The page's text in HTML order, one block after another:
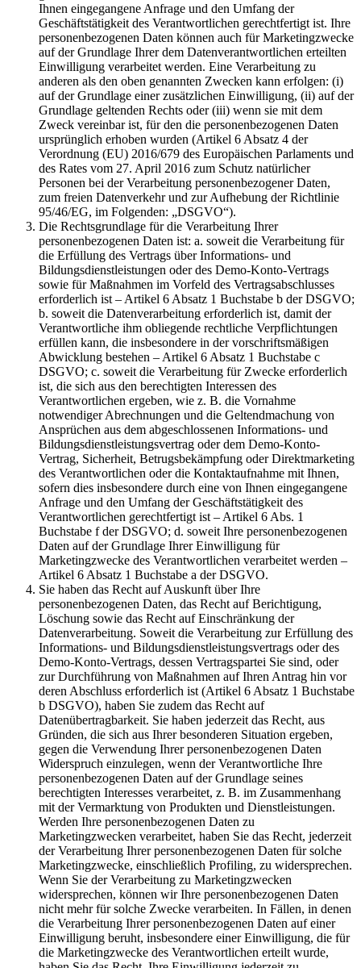
Ihnen eingegangene Anfrage und den Umfang der
Geschäftstätigkeit des Verantwortlichen gerechtfertigt ist. Ihre
personenbezogenen Daten können auch für Marketingzwecke
auf der Grundlage Ihrer dem Datenverantwortlichen erteilten
Einwilligung verarbeitet werden. Eine Verarbeitung zu
anderen als den oben genannten Zwecken kann erfolgen: (i)
auf der Grundlage einer zusätzlichen Einwilligung, (ii) auf der
Grundlage geltenden Rechts oder (iii) wenn sie mit dem
Zweck vereinbar ist, für den die personenbezogenen Daten
ursprünglich erhoben wurden (Artikel 6 Absatz 4 der
Verordnung (EU) 2016/679 des Europäischen Parlaments und
des Rates vom 27. April 2016 zum Schutz natürlicher
Personen bei der Verarbeitung personenbezogener Daten,
zum freien Datenverkehr und zur Aufhebung der Richtlinie
95/46/EG, im Folgenden: „DSGVO“).
Die Rechtsgrundlage für die Verarbeitung Ihrer
personenbezogenen Daten ist: a. soweit die Verarbeitung für
die Erfüllung des Vertrags über Informations- und
Bildungsdienstleistungen oder des Demo-Konto-Vertrags
sowie für Maßnahmen im Vorfeld des Vertragsabschlusses
erforderlich ist – Artikel 6 Absatz 1 Buchstabe b der DSGVO;
b. soweit die Datenverarbeitung erforderlich ist, damit der
Verantwortliche ihm obliegende rechtliche Verpflichtungen
erfüllen kann, die insbesondere in der vorschriftsmäßigen
Abwicklung bestehen – Artikel 6 Absatz 1 Buchstabe c
DSGVO; c. soweit die Verarbeitung für Zwecke erforderlich
ist, die sich aus den berechtigten Interessen des
Verantwortlichen ergeben, wie z. B. die Vornahme
notwendiger Abrechnungen und die Geltendmachung von
Ansprüchen aus dem abgeschlossenen Informations- und
Bildungsdienstleistungsvertrag oder dem Demo-Konto-
Vertrag, Sicherheit, Betrugsbekämpfung oder Direktmarketing
des Verantwortlichen oder die Kontaktaufnahme mit Ihnen,
sofern dies insbesondere durch eine von Ihnen eingegangene
Anfrage und den Umfang der Geschäftstätigkeit des
Verantwortlichen gerechtfertigt ist – Artikel 6 Abs. 1
Buchstabe f der DSGVO; d. soweit Ihre personenbezogenen
Daten auf der Grundlage Ihrer Einwilligung für
Marketingzwecke des Verantwortlichen verarbeitet werden –
Artikel 6 Absatz 1 Buchstabe a der DSGVO.
Sie haben das Recht auf Auskunft über Ihre
personenbezogenen Daten, das Recht auf Berichtigung,
Löschung sowie das Recht auf Einschränkung der
Datenverarbeitung. Soweit die Verarbeitung zur Erfüllung des
Informations- und Bildungsdienstleistungsvertrags oder des
Demo-Konto-Vertrags, dessen Vertragspartei Sie sind, oder
zur Durchführung von Maßnahmen auf Ihren Antrag hin vor
deren Abschluss erforderlich ist (Artikel 6 Absatz 1 Buchstabe
b DSGVO), haben Sie zudem das Recht auf
Datenübertragbarkeit. Sie haben jederzeit das Recht, aus
Gründen, die sich aus Ihrer besonderen Situation ergeben,
gegen die Verwendung Ihrer personenbezogenen Daten
Widerspruch einzulegen, wenn der Verantwortliche Ihre
personenbezogenen Daten auf der Grundlage seines
berechtigten Interesses verarbeitet, z. B. im Zusammenhang
mit der Vermarktung von Produkten und Dienstleistungen.
Werden Ihre personenbezogenen Daten zu
Marketingzwecken verarbeitet, haben Sie das Recht, jederzeit
der Verarbeitung Ihrer personenbezogenen Daten für solche
Marketingzwecke, einschließlich Profiling, zu widersprechen.
Wenn Sie der Verarbeitung zu Marketingzwecken
widersprechen, können wir Ihre personenbezogenen Daten
nicht mehr für solche Zwecke verarbeiten. In Fällen, in denen
die Verarbeitung Ihrer personenbezogenen Daten auf einer
Einwilligung beruht, insbesondere einer Einwilligung, die für
die Marketingzwecke des Verantwortlichen erteilt wurde,